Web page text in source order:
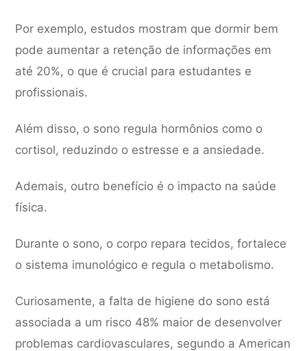
Por exemplo, estudos mostram que dormir bem
pode aumentar a retenção de informações em
até 20%, o que é crucial para estudantes e
profissionais.
Além disso, o sono regula hormônios como o
cortisol, reduzindo o estresse e a ansiedade.
Ademais, outro benefício é o impacto na saúde
física.
Durante o sono, o corpo repara tecidos, fortalece
o sistema imunológico e regula o metabolismo.
Curiosamente, a falta de higiene do sono está
associada a um risco 48% maior de desenvolver
problemas cardiovasculares, segundo a American